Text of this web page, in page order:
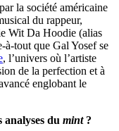
la société américaine
du rappeur,
Wit Da Hoodie (alias
à-tout que Gal Yosef se
, l’univers où l’artiste
de la perfection et à
englobant le
du mint ?